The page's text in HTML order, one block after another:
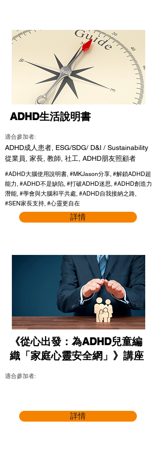
ADHD生活說明書
適合參加者:
ADHD成人患者, ESG/SDG/ D&I / Sustainability
從業員, 家長, 教師, 社工, ADHD朋友照顧者
#ADHD大腦使用說明書, #MKJason分享, #解鎖ADHD超
能力, #ADHD不是缺陷, #打破ADHD迷思, #ADHD創造力
潛能, #學會與大腦和平共處, #ADHD自我接納之路,
#SEN家長支持, #心靈更自在
詳情
《從心出發：為ADHD兒童編
織「家庭心靈安全網」》講座
適合參加者:
詳情